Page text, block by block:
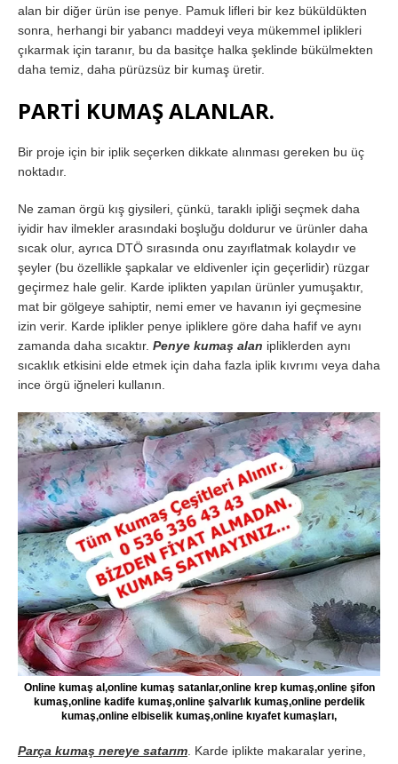
alan bir diğer ürün ise penye. Pamuk lifleri bir kez büküldükten
sonra, herhangi bir yabancı maddeyi veya mükemmel iplikleri
çıkarmak için taranır, bu da basitçe halka şeklinde bükülmekten
daha temiz, daha pürüzsüz bir kumaş üretir.
PARTİ KUMAŞ ALANLAR.
Bir proje için bir iplik seçerken dikkate alınması gereken bu üç
noktadır.
Ne zaman örgü kış giysileri, çünkü, taraklı ipliği seçmek daha
iyidir hav ilmekler arasındaki boşluğu doldurur ve ürünler daha
sıcak olur, ayrıca DTÖ sırasında onu zayıflatmak kolaydır ve
şeyler (bu özellikle şapkalar ve eldivenler için geçerlidir) rüzgar
geçirmez hale gelir. Karde iplikten yapılan ürünler yumuşaktır,
mat bir gölgeye sahiptir, nemi emer ve havanın iyi geçmesine
izin verir. Karde iplikler penye ipliklere göre daha hafif ve aynı
zamanda daha sıcaktır. Penye kumaş alan ipliklerden aynı
sıcaklık etkisini elde etmek için daha fazla iplik kıvrımı veya daha
ince örgü iğneleri kullanın.
Online kumaş al,online kumaş satanlar,online krep kumaş,online şifon
kumaş,online kadife kumaş,online şalvarlık kumaş,online perdelik
kumaş,online elbiselik kumaş,online kıyafet kumaşları,
Parça kumaş nereye satarım. Karde iplikte makaralar yerine,